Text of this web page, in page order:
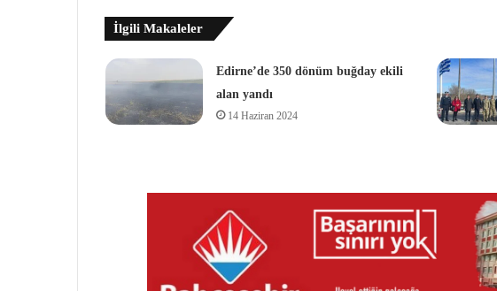
İlgili Makaleler
Edirne’de 350 dönüm buğday ekili
alan yandı
14 Haziran 2024